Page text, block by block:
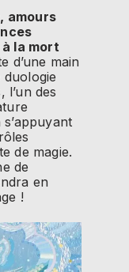
amours
la mort
d’une main
l’un des
de magie.
de
en
!